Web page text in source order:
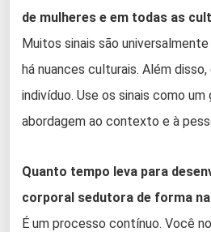
de mulheres e em todas as
Muitos sinais são
há nuances culturais. Além
indivíduo. Use os sinais como um
abordagem ao contexto e à
Quanto tempo leva para
corporal sedutora de forma
É um processo contínuo. Você